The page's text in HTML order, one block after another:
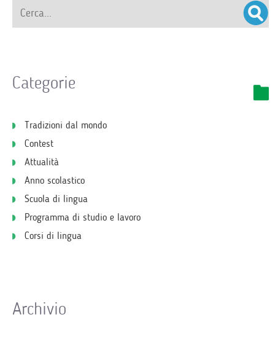
Categorie
Tradizioni dal mondo
Contest
Attualità
Anno scolastico
Scuola di lingua
Programma di studio e lavoro
Corsi di lingua
Archivio